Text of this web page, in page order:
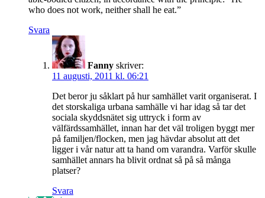
who does not work, neither shall he eat.”
Svara
Fanny skriver:
11 augusti, 2011 kl. 06:21
Det beror ju såklart på hur samhället varit organiserat. I
det storskaliga urbana samhälle vi har idag så tar det
sociala skyddsnätet sig uttryck i form av
välfärdssamhället, innan har det väl troligen byggt mer
på familjen/flocken, men jag hävdar absolut att det
ligger i vår natur att ta hand om varandra. Varför skulle
samhället annars ha blivit ordnat så på så många
platser?
Svara